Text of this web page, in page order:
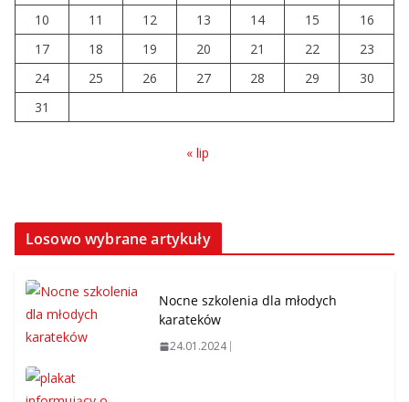
10
11 12 13 14 15
16
17
18 19 20 21 22
23
24
25 26 27 28 29
30
31
« lip
Losowo wybrane artykuły
Nocne szkolenia dla młodych
karateków
24.01.2024